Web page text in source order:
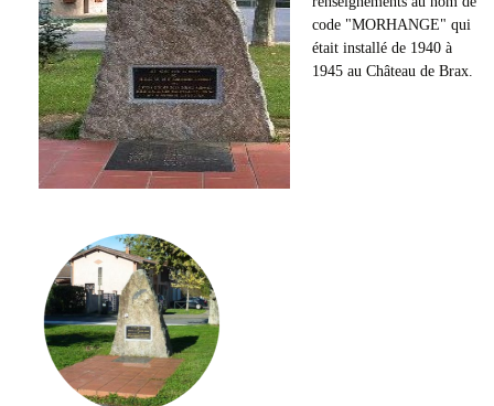
code "MORHANGE" qui
était installé de 1940 à
1945 au Château de Brax.